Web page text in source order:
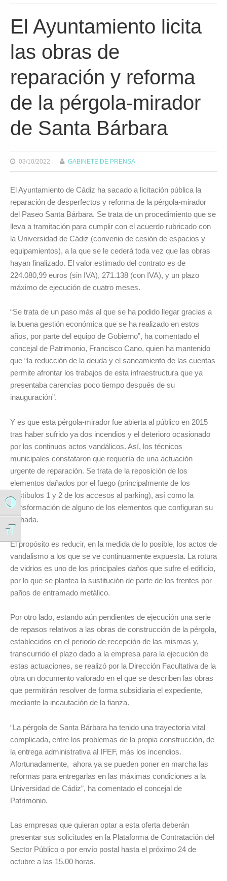
Alternar alto contraste
Alternar tamaño de letra
El Ayuntamiento licita
las obras de
reparación y reforma
de la pérgola-mirador
de Santa Bárbara
03/10/2022 GABINETE DE PRENSA
El Ayuntamiento de Cádiz ha sacado a licitación pública la
reparación de desperfectos y reforma de la pérgola-mirador
del Paseo Santa Bárbara. Se trata de un procedimiento que se
lleva a tramitación para cumplir con el acuerdo rubricado con
la Universidad de Cádiz (convenio de cesión de espacios y
equipamientos), a la que se le cederá toda vez que las obras
hayan finalizado. El valor estimado del contrato es de
224.080,99 euros (sin IVA), 271.138 (con IVA), y un plazo
máximo de ejecución de cuatro meses.
“Se trata de un paso más al que se ha podido llegar gracias a
la buena gestión económica que se ha realizado en estos
años, por parte del equipo de Gobierno”, ha comentado el
concejal de Patrimonio, Francisco Cano, quien ha mantenido
que “la reducción de la deuda y el saneamiento de las cuentas
permite afrontar los trabajos de esta infraestructura que ya
presentaba carencias poco tiempo después de su
inauguración”.
Y es que esta pérgola-mirador fue abierta al público en 2015
tras haber sufrido ya dos incendios y el deterioro ocasionado
por los continuos actos vandálicos. Así, los técnicos
municipales constataron que requería de una actuación
urgente de reparación. Se trata de la reposición de los
elementos dañados por el fuego (principalmente de los
vestíbulos 1 y 2 de los accesos al parking), así como la
transformación de alguno de los elementos que configuran su
fachada.
El propósito es reducir, en la medida de lo posible, los actos de
vandalismo a los que se ve continuamente expuesta. La rotura
de vidrios es uno de los principales daños que sufre el edificio,
por lo que se plantea la sustitución de parte de los frentes por
paños de entramado metálico.
Por otro lado, estando aún pendientes de ejecución una serie
de repasos relativos a las obras de construcción de la pérgola,
establecidos en el periodo de recepción de las mismas y,
transcurrido el plazo dado a la empresa para la ejecución de
estas actuaciones, se realizó por la Dirección Facultativa de la
obra un documento valorado en el que se describen las obras
que permitirán resolver de forma subsidiaria el expediente,
mediante la incautación de la fianza.
“La pérgola de Santa Bárbara ha tenido una trayectoria vital
complicada, entre los problemas de la propia construcción, de
la entrega administrativa al IFEF, más los incendios.
Afortunadamente, ahora ya se pueden poner en marcha las
reformas para entregarlas en las máximas condiciones a la
Universidad de Cádiz”, ha comentado el concejal de
Patrimonio.
Las empresas que quieran optar a esta oferta deberán
presentar sus solicitudes en la Plataforma de Contratación del
Sector Público o por envío postal hasta el próximo 24 de
octubre a las 15.00 horas.